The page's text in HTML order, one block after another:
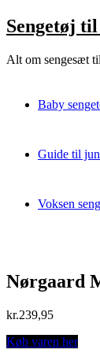
Skip
to
Sengetøj
Alt om sengesæt
Baby
Guide til
Voksen
Nørgaard
kr.239,95
Køb varen her